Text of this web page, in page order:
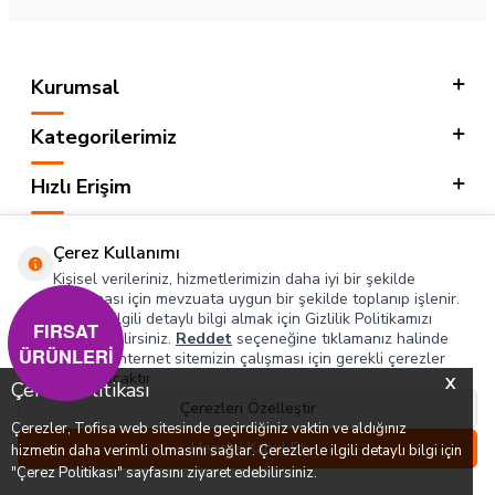
X
Çerez Politikası
Çerezler, Tofisa web sitesinde geçirdiğiniz vaktin ve aldığınız
hizmetin daha verimli olmasını sağlar. Çerezlerle ilgili detaylı bilgi için
"Çerez Politikası" sayfasını ziyaret edebilirsiniz.
Menü
0
Favorilerim Hesabım Sepetim
Kurumsal
Kategorilerimiz
Hızlı Erişim
Adres & İletişim
T-SOFT
Çerez Kullanımı
Kişisel verileriniz, hizmetlerimizin daha iyi bir şekilde
sunulması için mevzuata uygun bir şekilde toplanıp işlenir.
Konuyla ilgili detaylı bilgi almak için Gizlilik Politikamızı
inceleyebilirsiniz. Reddet seçeneğine tıklamanız halinde
yalnızca internet sitemizin çalışması için gerekli çerezler
kullanılacaktır.
Çerezleri Özelleştir
Hepsini Kabul Et
FIRSAT
ÜRÜNLERİ